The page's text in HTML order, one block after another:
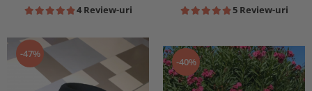
4 Review-uri 5 Review-uri
-47%
-40%